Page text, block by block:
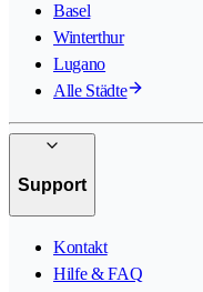
Basel
Winterthur
Lugano
Alle Städte
Support
Kontakt
Hilfe & FAQ